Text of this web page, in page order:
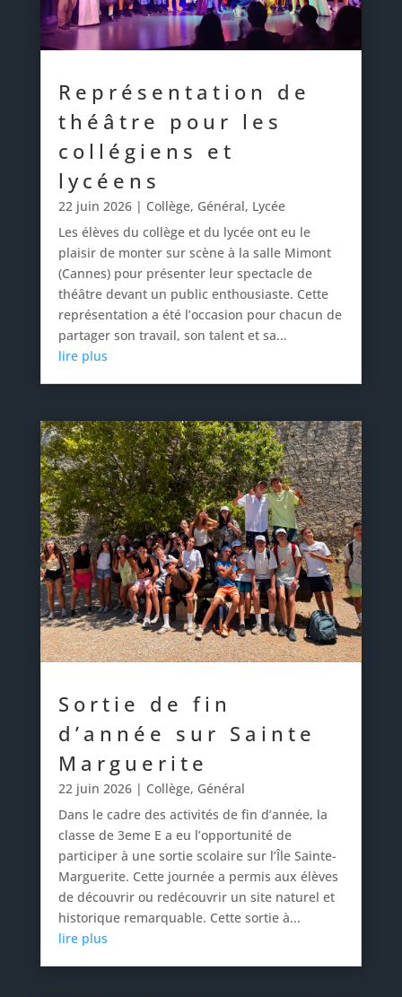
Représentation de
théâtre pour les
collégiens et
lycéens
22 juin 2026| Collège, Général, Lycée
Les élèves du collège et du lycée ont eu le
plaisir de monter sur scène à la salle Mimont
(Cannes) pour présenter leur spectacle de
théâtre devant un public enthousiaste. Cette
représentation a été l’occasion pour chacun de
partager son travail, son talent et sa...
lire plus
Sortie de fin
d’année sur Sainte
Marguerite
22 juin 2026| Collège, Général
Dans le cadre des activités de fin d’année, la
classe de 3eme E a eu l’opportunité de
participer à une sortie scolaire sur l’Île Sainte-
Marguerite. Cette journée a permis aux élèves
de découvrir ou redécouvrir un site naturel et
historique remarquable. Cette sortie à...
lire plus